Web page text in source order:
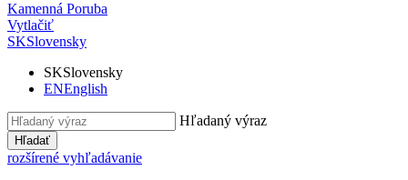
Kamenná Poruba
Vytlačiť
SKSlovensky
SKSlovensky
ENEnglish
Hľadaný výraz
Hľadať
rozšírené vyhľadávanie